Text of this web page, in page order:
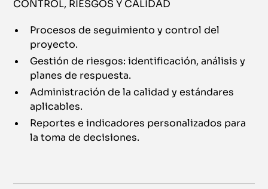
CONTROL, RIESGOS Y CALIDAD
Procesos de seguimiento y control del
proyecto.
Gestión de riesgos: identificación, análisis y
planes de respuesta.
Administración de la calidad y estándares
aplicables.
Reportes e indicadores personalizados para
la toma de decisiones.